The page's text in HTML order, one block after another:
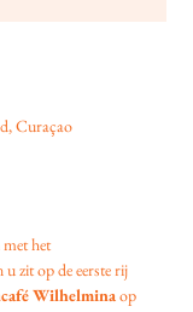
Curaçao
het
u zit op de eerste rij
Wilhelmina op